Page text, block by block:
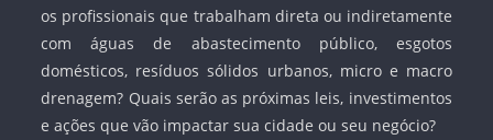
os profissionais que trabalham direta ou indiretamente
com águas de abastecimento público, esgotos
domésticos, resíduos sólidos urbanos, micro e macro
drenagem? Quais serão as próximas leis, investimentos
e ações que vão impactar sua cidade ou seu negócio?